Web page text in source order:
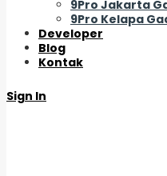
9Pro Jakarta
9Pro Kelapa
Developer
Blog
Kontak
Sign In